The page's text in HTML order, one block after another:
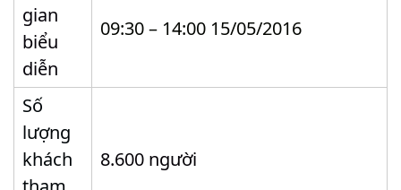
gian
biểu
diễn
09:30 – 14:00 15/05/2016
Số
lượng
khách
8.600 người